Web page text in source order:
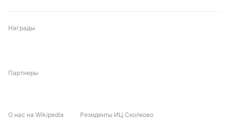
Награды
Партнеры
О нас на Wikipedia Резиденты ИЦ Сколково